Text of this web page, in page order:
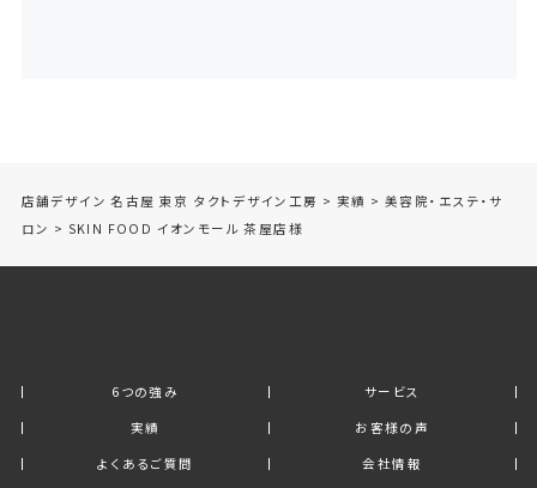
店舗デザイン 名古屋 東京 タクトデザイン工房 > 実績 > 美容院・エステ・サ
ロン > SKIN FOOD イオンモール 茶屋店様
6つの強み
サービス
実績
お客様の声
よくあるご質問
会社情報